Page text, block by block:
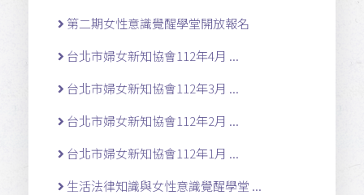
第二期女性意識覺醒學堂開放報名
台北市婦女新知協會112年4月 ...
台北市婦女新知協會112年3月 ...
台北市婦女新知協會112年2月 ...
台北市婦女新知協會112年1月 ...
生活法律知識與女性意識覺醒學堂 ...